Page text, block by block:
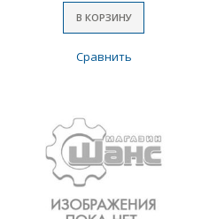
В КОРЗИНУ
Сравнить